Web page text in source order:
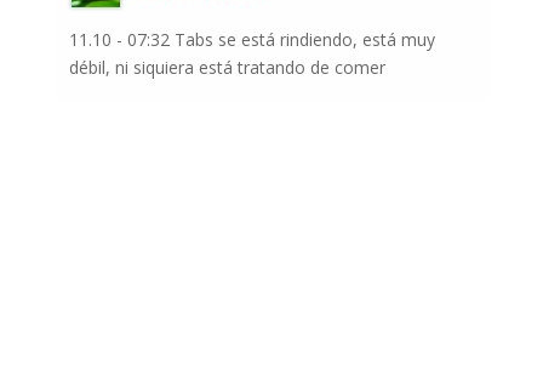
11.10 - 07:32 Tabs se está rindiendo, está muy
débil, ni siquiera está tratando de comer